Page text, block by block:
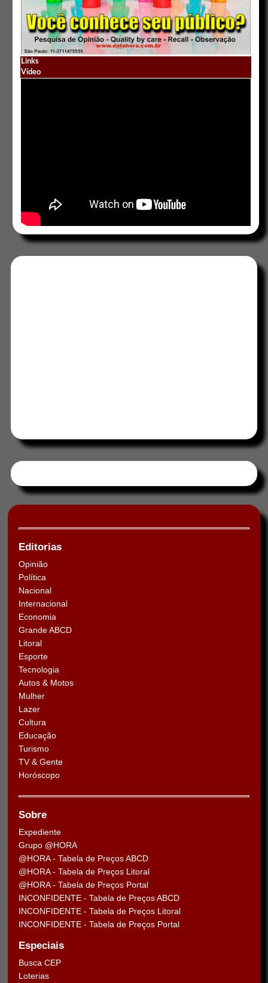
Links
Vídeo
Editorias
Opinião
Política
Nacional
Internacional
Economia
Grande ABCD
Litoral
Esporte
Tecnologia
Autos & Motos
Mulher
Lazer
Cultura
Educação
Turismo
TV & Gente
Horóscopo
Sobre
Expediente
Grupo @HORA
@HORA - Tabela de Preços ABCD
@HORA - Tabela de Preços Litoral
@HORA - Tabela de Preços Portal
INCONFIDENTE - Tabela de Preços ABCD
INCONFIDENTE - Tabela de Preços Litoral
INCONFIDENTE - Tabela de Preços Portal
Especiais
Busca CEP
Loterias